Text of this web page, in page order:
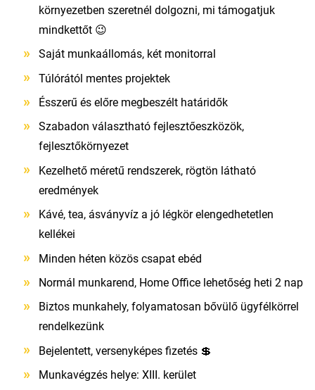
környezetben szeretnél dolgozni, mi támogatjuk
mindkettőt 😉
Saját munkaállomás, két monitorral
Túlórától mentes projektek
Ésszerű és előre megbeszélt határidők
Szabadon választható fejlesztőeszközök,
fejlesztőkörnyezet
Kezelhető méretű rendszerek, rögtön látható
eredmények
Kávé, tea, ásványvíz a jó légkör elengedhetetlen
kellékei
Minden héten közös csapat ebéd
Normál munkarend, Home Office lehetőség heti 2 nap
Biztos munkahely, folyamatosan bővülő ügyfélkörrel
rendelkezünk
Bejelentett, versenyképes fizetés 💲
Munkavégzés helye: XIII. kerület